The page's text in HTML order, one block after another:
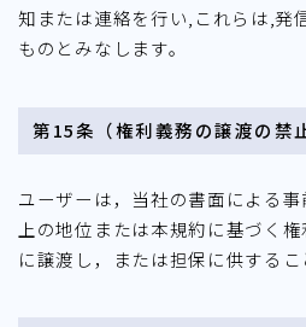
知または連絡を行い,これらは,発
ものとみなします。
第15条（権利義務の譲渡の禁
ユーザーは，当社の書面による
上の地位または本規約に基づく
に譲渡し，または担保に供するこ